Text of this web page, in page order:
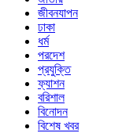
জীবনযাপন
ঢাকা
ধর্ম
পরদেশ
প্রযুক্তি
ফ্যাশন
বরিশাল
বিনোদন
বিশেষ খবর